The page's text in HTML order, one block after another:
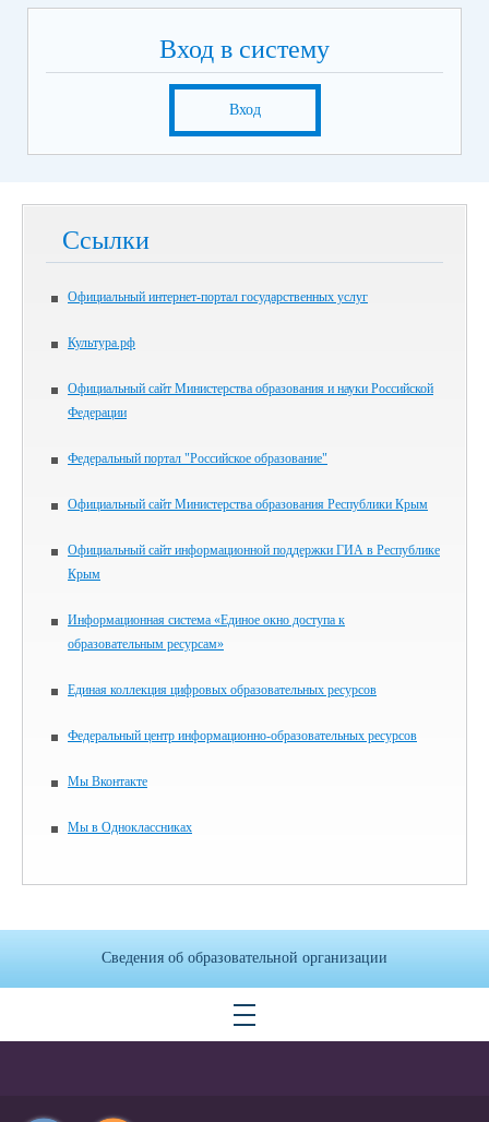
Вход в систему
Вход
Ссылки
Официальный интернет-портал государственных услуг
Культура.рф
Официальный сайт Министерства образования и науки Российской
Федерации
Федеральный портал "Российское образование"
Официальный сайт Министерства образования Республики Крым
Официальный сайт информационной поддержки ГИА в Республике
Крым
Информационная система «Единое окно доступа к
образовательным ресурсам»
Единая коллекция цифровых образовательных ресурсов
Федеральный центр информационно-образовательных ресурсов
Мы Вконтакте
Мы в Одноклассниках
Сведения об образовательной организации